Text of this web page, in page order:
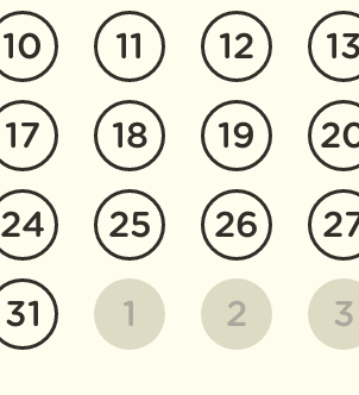
10 11 12
17 18 19
24 25 26
31 1 2 3